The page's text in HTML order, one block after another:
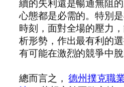
續的失利還是暢通無阻
心態都是必需的。特別
時刻，面對全場的壓力
析形勢，作出最有利的
有可能在激烈的競爭中脫
總而言之，德州撲克職